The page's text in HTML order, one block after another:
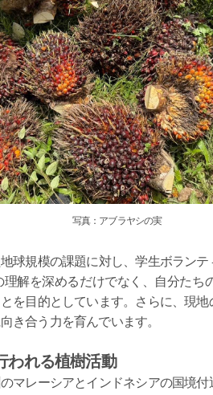
写真：アブラヤシの実
球規模の課題に対し、学生ボラン
解を深めるだけでなく、自分たち
を目的としています。さらに、現
き合う力を育んでいます。
われる植樹活動
マレーシアとインドネシアの国境